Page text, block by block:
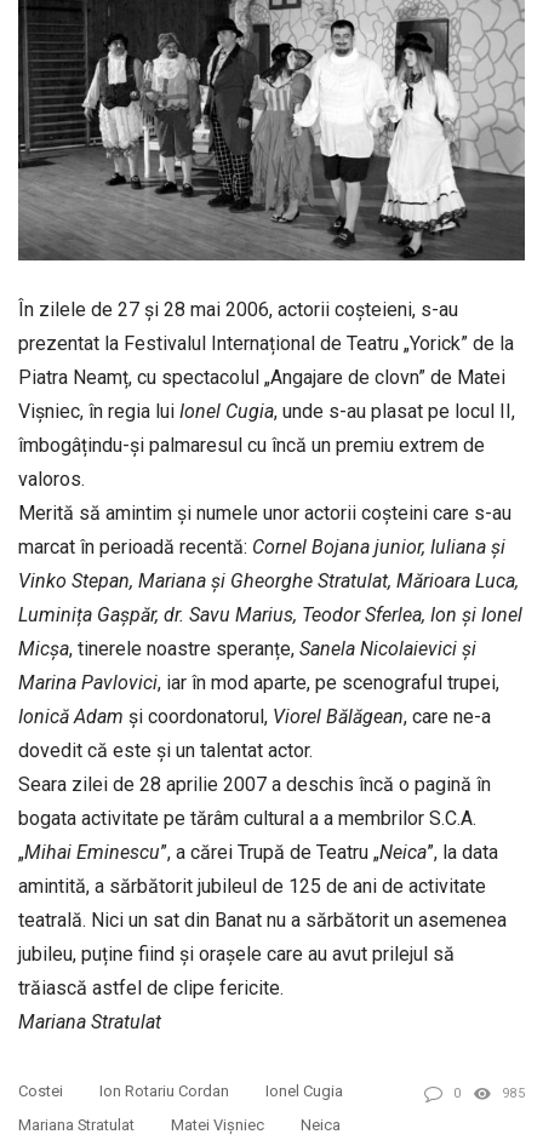
În zilele de 27 și 28 mai 2006, actorii coșteieni, s-au
prezentat la Festivalul Internațional de Teatru „Yorick” de la
Piatra Neamț, cu spectacolul „Angajare de clovn” de Matei
Vișniec, în regia lui Ionel Cugia, unde s-au plasat pe locul II,
îmbogâțindu-și palmaresul cu încă un premiu extrem de
valoros.
Merită să amintim și numele unor actorii coșteini care s-au
marcat în perioadă recentă: Cornel Bojana junior, Iuliana și
Vinko Stepan, Mariana și Gheorghe Stratulat, Mărioara Luca,
Luminița Gașpăr, dr. Savu Marius, Teodor Sferlea, Ion și Ionel
Micșa, tinerele noastre speranțe, Sanela Nicolaievici și
Marina Pavlovici, iar în mod aparte, pe scenograful trupei,
Ionică Adam și coordonatorul, Viorel Bălăgean, care ne-a
dovedit că este și un talentat actor.
Seara zilei de 28 aprilie 2007 a deschis încă o pagină în
bogata activitate pe tărâm cultural a a membrilor S.C.A.
„Mihai Eminescu”, a cărei Trupă de Teatru „Neica”, la data
amintită, a sărbătorit jubileul de 125 de ani de activitate
teatrală. Nici un sat din Banat nu a sărbătorit un asemenea
jubileu, puține fiind și orașele care au avut prilejul să
trăiască astfel de clipe fericite.
Mariana Stratulat
Costei Ion Rotariu Cordan
Ionel Cugia
Mariana Stratulat
Matei Vișniec
Neica
0 985